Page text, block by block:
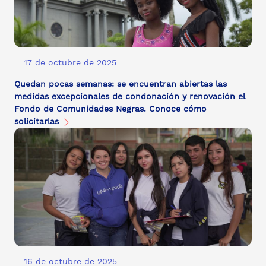
17 de octubre de 2025
Quedan pocas semanas: se encuentran abiertas las
medidas excepcionales de condonación y renovación el
Fondo de Comunidades Negras. Conoce cómo
solicitarlas
16 de octubre de 2025